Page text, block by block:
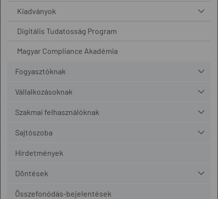
Kiadványok
Digitális Tudatosság Program
Magyar Compliance Akadémia
Fogyasztóknak
Vállalkozásoknak
Szakmai felhasználóknak
Sajtószoba
Hirdetmények
Döntések
Összefonódás-bejelentések